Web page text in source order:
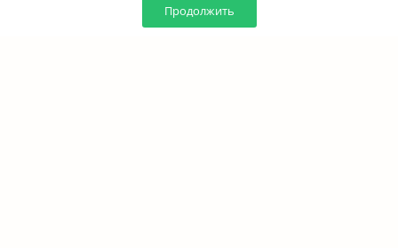
Корзина
Продолжить